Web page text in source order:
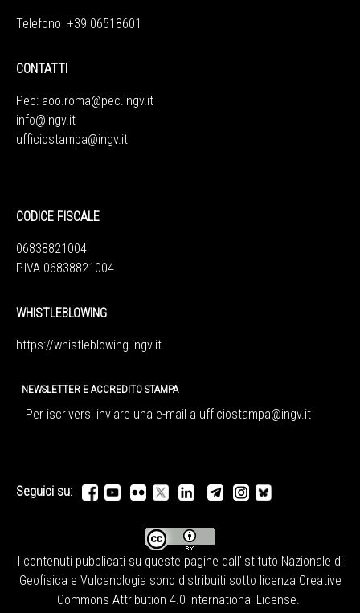
Telefono +39 06518601
CONTATTI
Pec: aoo.roma@pec.ingv.it
info@ingv.it
ufficiostampa@ingv.it
CODICE FISCALE
06838821004
P.IVA 06838821004
WHISTLEBLOWING
https://whistleblowing.ingv. it
NEWSLETTER E ACCREDITO STAMPA
Per iscriversi inviare una e-mail a ufficiostampa@ingv.it
Seguici su:
I contenuti pubblicati su queste pagine dall'Istituto Nazionale di
Geofisica e Vulcanologia sono distribuiti sotto licenza Creative
Commons Attribution 4.0 International License